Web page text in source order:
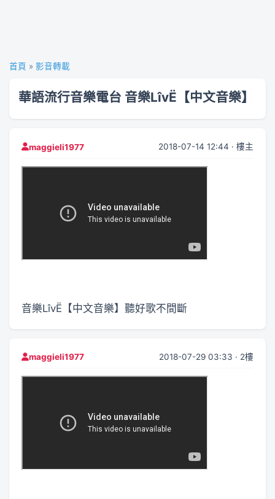
首頁 » 影音轉載
華語流行音樂電台 音樂LîvË【中文音樂】
maggieli1977 2018-07-14 12:44 · 樓主
音樂LîvË【中文音樂】聽好歌不間斷
maggieli1977 2018-07-29 03:33 · 2樓